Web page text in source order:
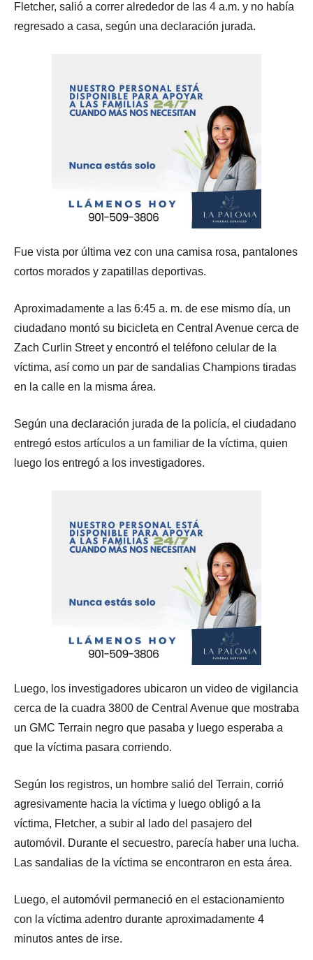
Fletcher, salió a correr alrededor de las 4 a.m. y no había
regresado a casa, según una declaración jurada.
Fue vista por última vez con una camisa rosa, pantalones
cortos morados y zapatillas deportivas.
Aproximadamente a las 6:45 a. m. de ese mismo día, un
ciudadano montó su bicicleta en Central Avenue cerca de
Zach Curlin Street y encontró el teléfono celular de la
víctima, así como un par de sandalias Champions tiradas
en la calle en la misma área.
Según una declaración jurada de la policía, el ciudadano
entregó estos artículos a un familiar de la víctima, quien
luego los entregó a los investigadores.
Luego, los investigadores ubicaron un video de vigilancia
cerca de la cuadra 3800 de Central Avenue que mostraba
un GMC Terrain negro que pasaba y luego esperaba a
que la víctima pasara corriendo.
Según los registros, un hombre salió del Terrain, corrió
agresivamente hacia la víctima y luego obligó a la
víctima, Fletcher, a subir al lado del pasajero del
automóvil. Durante el secuestro, parecía haber una lucha.
Las sandalias de la víctima se encontraron en esta área.
Luego, el automóvil permaneció en el estacionamiento
con la víctima adentro durante aproximadamente 4
minutos antes de irse.